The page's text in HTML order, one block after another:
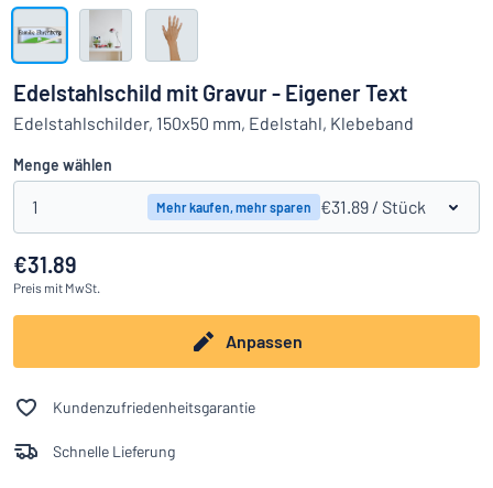
Das Gesuchte nicht gefunden? Schild hier entwerfen
Alle Kategorien anzeigen
Einloggen
Kundenservice
Privat
Edelstahlschild mit Gravur - Eigener Text
Edelstahlschilder, 150x50 mm, Edelstahl, Klebeband
Menge wählen
1 Mehr kaufen, mehr sparen €31.89 / Stück
€31.89
Preis mit MwSt.
Anpassen
Kundenzufriedenheitsgarantie
Schnelle Lieferung